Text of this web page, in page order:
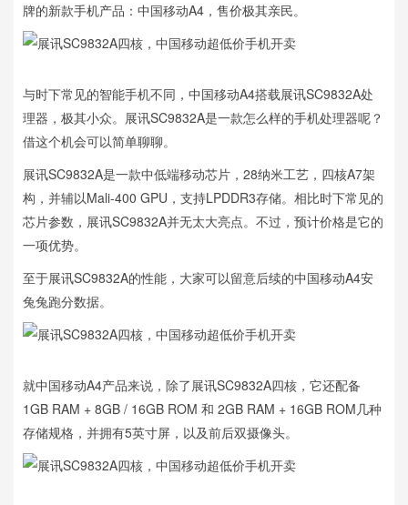
牌的新款手机产品：中国移动A4，售价极其亲民。
与时下常见的智能手机不同，中国移动A4搭载展讯SC9832A处
理器，极其小众。展讯SC9832A是一款怎么样的手机处理器呢？
借这个机会可以简单聊聊。
展讯SC9832A是一款中低端移动芯片，28纳米工艺，四核A7架
构，并辅以Mali-400 GPU，支持LPDDR3存储。相比时下常见的
芯片参数，展讯SC9832A并无太大亮点。不过，预计价格是它的
一项优势。
至于展讯SC9832A的性能，大家可以留意后续的中国移动A4安
兔兔跑分数据。
就中国移动A4产品来说，除了展讯SC9832A四核，它还配备
1GB RAM + 8GB / 16GB ROM 和 2GB RAM + 16GB ROM几种
存储规格，并拥有5英寸屏，以及前后双摄像头。